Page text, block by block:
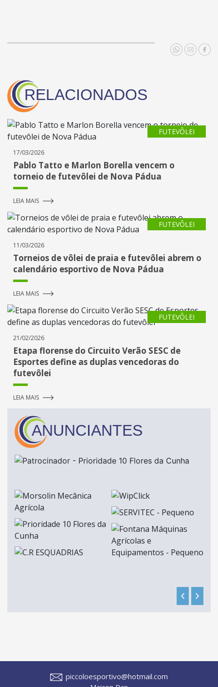
RELACIONADOS
FUTEVÔLEI
17/03/2026
Pablo Tatto e Marlon Borella vencem o
torneio de futevôlei de Nova Pádua
LEIA MAIS
FUTEVÔLEI
11/03/2026
Torneios de vôlei de praia e futevôlei abrem o
calendário esportivo de Nova Pádua
LEIA MAIS
FUTEVÔLEI
21/02/2026
Etapa florense do Circuito Verão SESC de
Esportes define as duplas vencedoras do
futevôlei
LEIA MAIS
ANUNCIANTES
piccoloesportivo@hotmail.com